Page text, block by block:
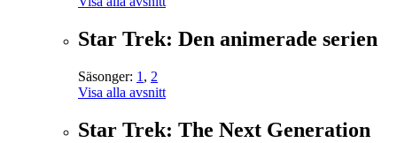
Star Trek: Den animerade serien
Säsonger: 1 , 2
Visa alla avsnitt
Star Trek: The Next Generation